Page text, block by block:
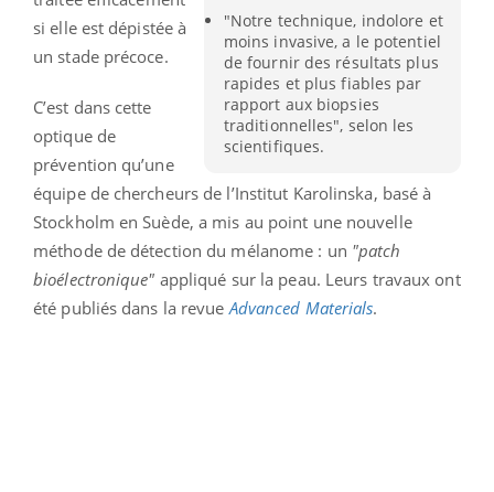
"Notre technique, indolore et
moins invasive, a le potentiel
de fournir des résultats plus
rapides et plus fiables par
rapport aux biopsies
traditionnelles", selon les
scientifiques.
si elle est dépistée à
un stade précoce.
C’est dans cette
optique de
prévention qu’une
équipe de chercheurs de l’Institut Karolinska, basé à
Stockholm en Suède, a mis au point une nouvelle
méthode de détection du mélanome : un "patch
bioélectronique" appliqué sur la peau. Leurs travaux ont
été publiés dans la revue Advanced Materials.